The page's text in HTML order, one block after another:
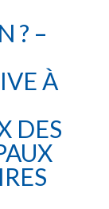
? –
À
DES